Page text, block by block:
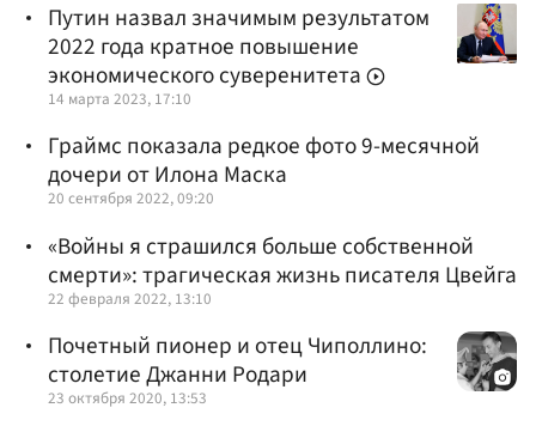
Путин назвал значимым результатом
2022 года кратное повышение
экономического суверенитета
14 марта 2023, 17:10
Граймс показала редкое фото 9-месячной
дочери от Илона Маска
20 сентября 2022, 09:20
«Войны я страшился больше собственной
смерти»: трагическая жизнь писателя Цвейга
22 февраля 2022, 13:10
Почетный пионер и отец Чиполлино:
столетие Джанни Родари
23 октября 2020, 13:53